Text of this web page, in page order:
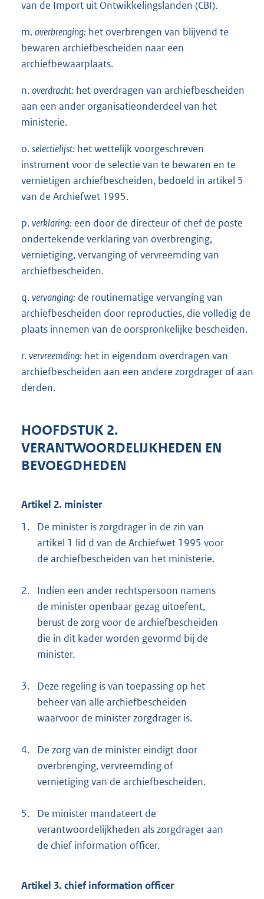
van de Import uit Ontwikkelingslanden (CBI).
m.overbrenging: het overbrengen van blijvend te
bewaren archiefbescheiden naar een
archiefbewaarplaats.
n.overdracht: het overdragen van archiefbescheiden
aan een ander organisatieonderdeel van het
ministerie.
o.selectielijst: het wettelijk voorgeschreven
instrument voor de selectie van te bewaren en te
vernietigen archiefbescheiden, bedoeld in artikel 5
van de Archiefwet 1995.
p.verklaring: een door de directeur of chef de poste
ondertekende verklaring van overbrenging,
vernietiging, vervanging of vervreemding van
archiefbescheiden.
q.vervanging: de routinematige vervanging van
archiefbescheiden door reproducties, die volledig de
plaats innemen van de oorspronkelijke bescheiden.
r.vervreemding: het in eigendom overdragen van
archiefbescheiden aan een andere zorgdrager of aan
derden.
HOOFDSTUK 2.
VERANTWOORDELIJKHEDEN EN
BEVOEGDHEDEN
Artikel 2. minister
1.
De minister is zorgdrager in de zin van
artikel 1 lid d van de Archiefwet 1995 voor
de archiefbescheiden van het ministerie.
2.
Indien een ander rechtspersoon namens
de minister openbaar gezag uitoefent,
berust de zorg voor de archiefbescheiden
die in dit kader worden gevormd bij de
minister.
3.
Deze regeling is van toepassing op het
beheer van alle archiefbescheiden
waarvoor de minister zorgdrager is.
4.
De zorg van de minister eindigt door
overbrenging, vervreemding of
vernietiging van de archiefbescheiden.
5.
De minister mandateert de
verantwoordelijkheden als zorgdrager aan
de chief information officer.
Artikel 3. chief information officer